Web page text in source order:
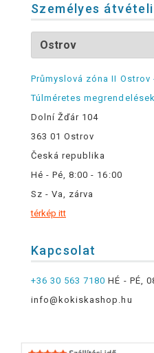
Személyes
Průmyslová zóna II
Túlméretes
Dolní Žďár 104
363 01 Ostrov
Česká republika
Hé - Pé, 8:00 - 16:00
Sz - Va, zárva
térkép itt
Kapcsolat
+36 30 563 7180 HÉ - PÉ,
info@kokiskashop.hu